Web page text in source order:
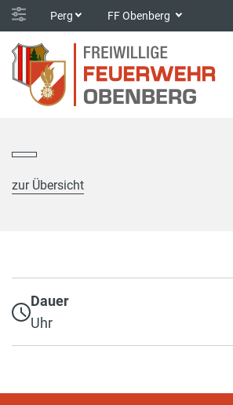
Perg FF Obenberg
zur Übersicht
Dauer
Uhr